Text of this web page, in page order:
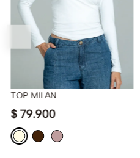
TOP MILAN
$ 79.900